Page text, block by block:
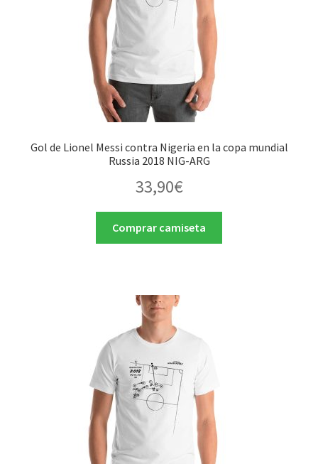
Gol de Lionel Messi contra Nigeria en la copa mundial
Russia 2018 NIG-ARG
33,90€
Comprar camiseta